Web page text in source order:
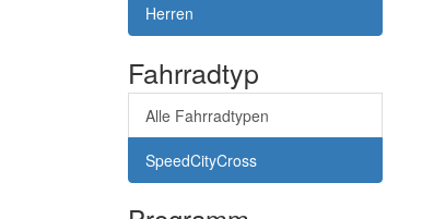
Herren
Fahrradtyp
Alle Fahrradtypen
SpeedCityCross